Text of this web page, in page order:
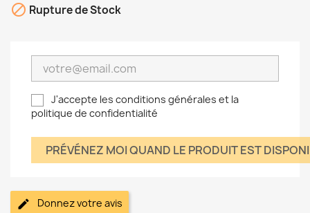
 Rupture de Stock
J'accepte les conditions générales et la
politique de confidentialité
PRÉVÉNEZ MOI QUAND LE PRODUIT EST
Donnez votre avis